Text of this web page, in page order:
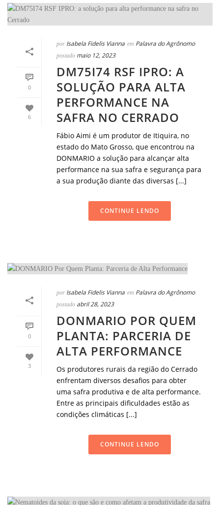
0
6
por Isabela Fidelis Vianna em Palavra do Agrônomo
postado maio 12, 2023
DM75I74 RSF IPRO: A
SOLUÇÃO PARA ALTA
PERFORMANCE NA
SAFRA NO CERRADO
Fábio Aimi é um produtor de Itiquira, no
estado do Mato Grosso, que encontrou na
DONMARIO a solução para alcançar alta
performance na sua safra e segurança para
a sua produção diante das diversas [...]
CONTINUE LENDO
0
3
por Isabela Fidelis Vianna em Palavra do Agrônomo
postado abril 28, 2023
DONMARIO POR QUEM
PLANTA: PARCERIA DE
ALTA PERFORMANCE
Os produtores rurais da região do Cerrado
enfrentam diversos desafios para obter
uma safra produtiva e de alta performance.
Entre as principais dificuldades estão as
condições climáticas [...]
CONTINUE LENDO